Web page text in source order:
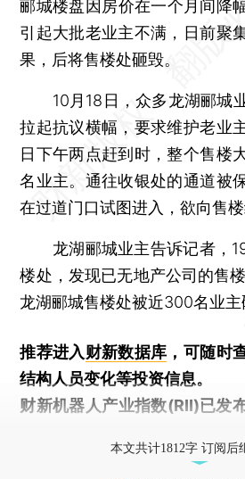
郦城楼盘因房价在一个月间降
引起大批老业主不满，日前聚
果，后将售楼处砸毁。
10月18日，众多龙湖郦城业
拉起抗议横幅，要求维护老业
日下午两点赶到时，整个售楼
名业主。通往收银处的通道被
在过道门口试图进入，欲向售楼
龙湖郦城业主告诉记者，
楼处，发现已无地产公司的售
龙湖郦城售楼处被近300名业主
推荐进入财新数据库 ，可随时
结构人员变化等投资信息。
财新机器人产业指数(RII)已发
本文共计1812字 订阅后